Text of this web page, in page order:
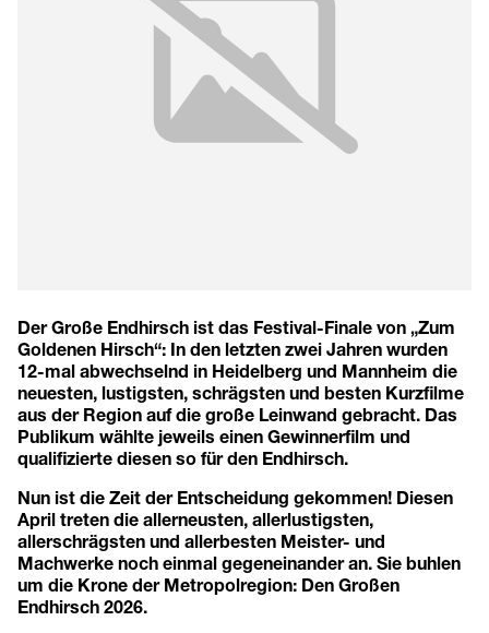
Der Große Endhirsch ist das Festival-Finale von „Zum
Goldenen Hirsch“: In den letzten zwei Jahren wurden
12-mal abwechselnd in Heidelberg und Mannheim die
neuesten, lustigsten, schrägsten und besten Kurzfilme
aus der Region auf die große Leinwand gebracht. Das
Publikum wählte jeweils einen Gewinnerfilm und
qualifizierte diesen so für den Endhirsch.
Nun ist die Zeit der Entscheidung gekommen! Diesen
April treten die allerneusten, allerlustigsten,
allerschrägsten und allerbesten Meister- und
Machwerke noch einmal gegeneinander an. Sie buhlen
um die Krone der Metropolregion: Den Großen
Endhirsch 2026.